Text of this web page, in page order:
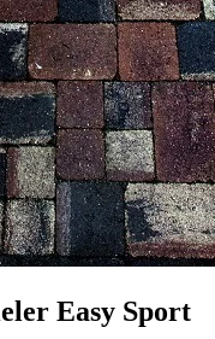
Easy Sport